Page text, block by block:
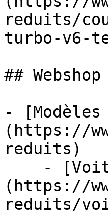
reduits/
turbo-v6-
##
-
(https://
reduits)
(https://
reduits/